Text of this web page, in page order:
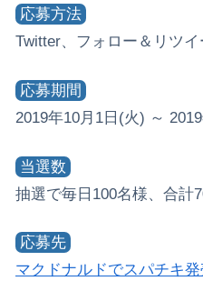
応募方法
Twitter、フォロー＆リツイ
応募期間
2019年10月1日(火) ～
当選数
抽選で毎日100名様、合計
応募先
マクドナルドでスパチキ